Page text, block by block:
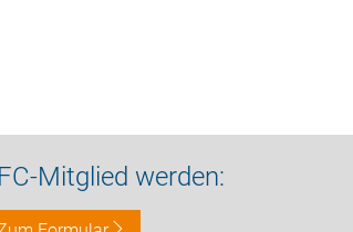
Mitglied werden: